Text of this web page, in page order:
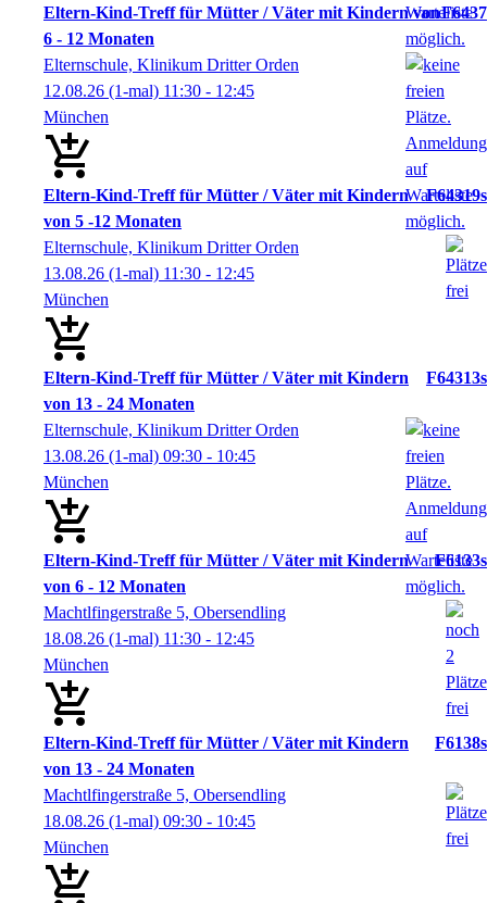
Eltern-Kind-Treff für Mütter / Väter mit Kindern von
6 - 12 Monaten
F6437
Elternschule, Klinikum Dritter Orden
12.08.26 (1-mal) 11:30 - 12:45
München
Eltern-Kind-Treff für Mütter / Väter mit Kindern
von 5 -12 Monaten
F64319s
Elternschule, Klinikum Dritter Orden
13.08.26 (1-mal) 11:30 - 12:45
München
Eltern-Kind-Treff für Mütter / Väter mit Kindern
von 13 - 24 Monaten
F64313s
Elternschule, Klinikum Dritter Orden
13.08.26 (1-mal) 09:30 - 10:45
München
Eltern-Kind-Treff für Mütter / Väter mit Kindern
von 6 - 12 Monaten
F6133s
Machtlfingerstraße 5, Obersendling
18.08.26 (1-mal) 11:30 - 12:45
München
Eltern-Kind-Treff für Mütter / Väter mit Kindern
von 13 - 24 Monaten
F6138s
Machtlfingerstraße 5, Obersendling
18.08.26 (1-mal) 09:30 - 10:45
München